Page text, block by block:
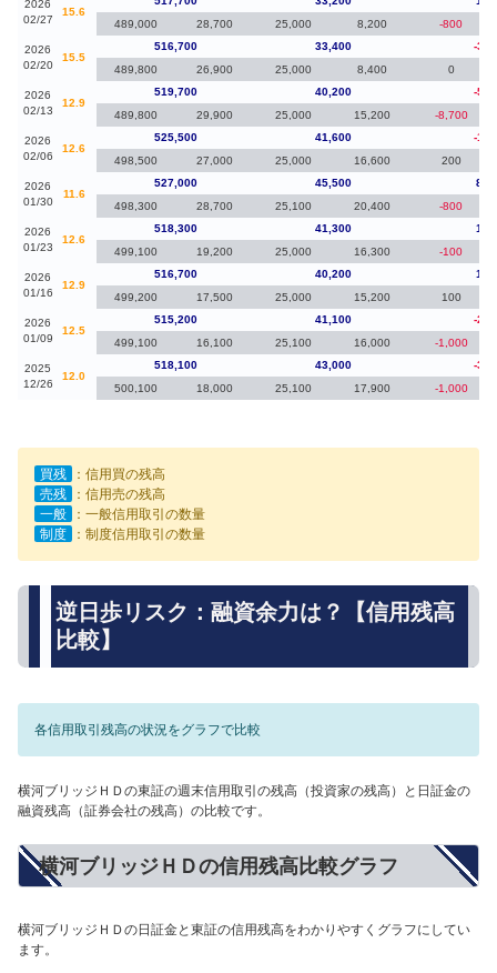
2026
02/27
15.6
489,000
28,700 25,000 8,200 -800
2026
02/20
15.5
516,700 33,400
-
489,800
26,900 25,000 8,400 0
2026
02/13
12.9
519,700 40,200
-
489,800
29,900 25,000 15,200 -8,700
2026
02/06
12.6
525,500 41,600
-
498,500
27,000 25,000 16,600 200
2026
01/30
11.6
527,000 45,500
498,300
28,700 25,100 20,400 -800
2026
01/23
12.6
518,300 41,300
499,100
19,200 25,000 16,300 -100
2026
01/16
12.9
516,700 40,200
499,200
17,500 25,000 15,200 100
2026
01/09
12.5
515,200 41,100
-
499,100
16,100 25,100 16,000 -1,000
2025
12/26
12.0
518,100 43,000
-
500,100
18,000 25,100 17,900 -1,000
買残
：信用買の残高
売残
：信用売の残高
一般
：一般信用取引の数量
制度
：制度信用取引の数量
逆日歩リスク：融資余力は？【信用残高
比較】
各信用取引残高の状況をグラフで比較
横河ブリッジＨＤの東証の週末信用取引の残高（投資家の残高）と日証金の
融資残高（証券会社の残高）の比較です。
横河ブリッジＨＤの信用残高比較グラフ
横河ブリッジＨＤの日証金と東証の信用残高をわかりやすくグラフにしてい
ます。